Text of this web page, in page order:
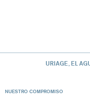
URIAGE, EL
NUESTRO COMPROMISO